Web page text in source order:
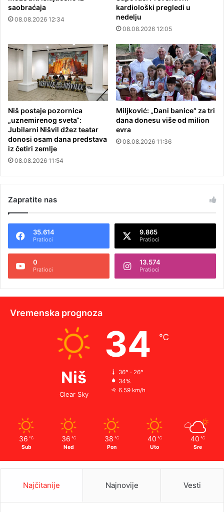
saobraćaja
08.08.2026 12:34
kardiološki pregledi u
nedelju
08.08.2026 12:05
Niš postaje pozornica
„uznemirenog sveta“:
Jubilarni Nišvil džez teatar
donosi osam dana predstava
iz četiri zemlje
08.08.2026 11:54
Miljković: „Dani banice“ za tri
dana donesu više od milion
evra
08.08.2026 11:36
Zapratite nas
35.614
Pratioci
9.865
Pratioci
0
Pratioci
13.574
Pratioci
Vremenska prognoza
Niš
Clear Sky
34 ℃
36º - 26º
34%
6.59 km/h
36 ℃
Sub
36 ℃
Ned
38 ℃
Pon
40 ℃
Uto
40 ℃
Sre
Najčitanije Najnovije Vesti